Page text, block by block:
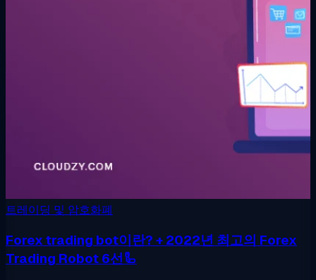
트레이딩 및 암호화폐
Forex trading bot이란? + 2022년 최고의 Forex
Trading Robot 6선🦾